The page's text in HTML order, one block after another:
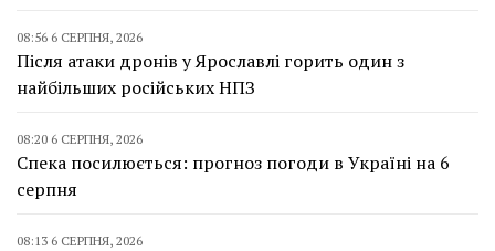
08:56 6 СЕРПНЯ, 2026
Після атаки дронів у Ярославлі горить один з
найбільших російських НПЗ
08:20 6 СЕРПНЯ, 2026
Спека посилюється: прогноз погоди в Україні на 6
серпня
08:13 6 СЕРПНЯ, 2026